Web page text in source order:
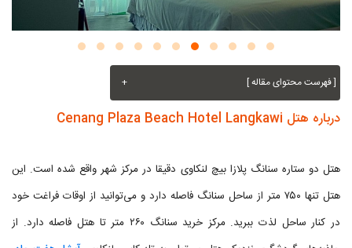
[ فهرست محتوای مقاله ] +
درباره هتل Cenang Plaza Beach Hotel Langkawi
هتل دو ستاره سنانگ پلازا بیچ لنکاوی دقیقا در مرکز شهر واقع شده است. این
هتل تنها ۷۵۰ متر از ساحل سنانگ فاصله دارد و می‌توانید از اوقات فراغت خود
در کنار ساحل لذت ببرید. مرکز خرید سنانگ ۲۶۰ متر تا هتل فاصله دارد. از